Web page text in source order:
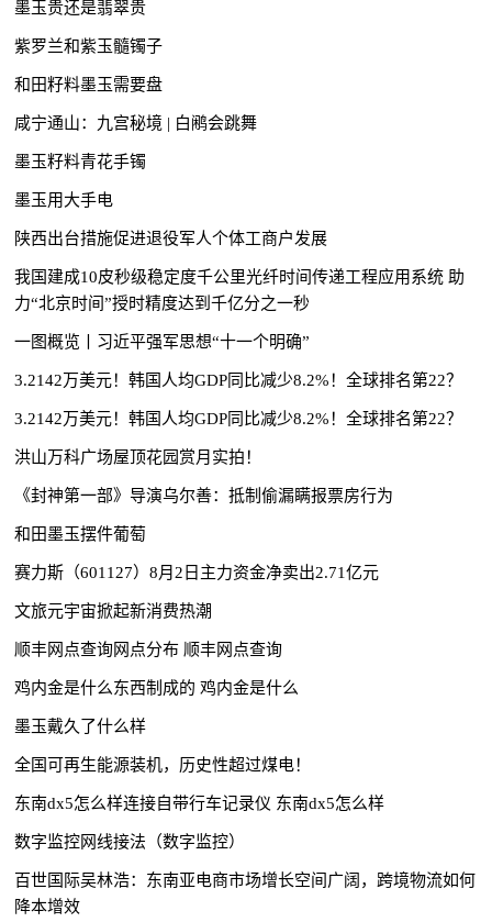
墨玉贵还是翡翠贵
紫罗兰和紫玉髓镯子
和田籽料墨玉需要盘
咸宁通山：九宫秘境 | 白鹇会跳舞
墨玉籽料青花手镯
墨玉用大手电
陕西出台措施促进退役军人个体工商户发展
我国建成10皮秒级稳定度千公里光纤时间传递工程应用系统 助
力“北京时间”授时精度达到千亿分之一秒
一图概览丨习近平强军思想“十一个明确”
3.2142万美元！韩国人均GDP同比减少8.2%！全球排名第22？
3.2142万美元！韩国人均GDP同比减少8.2%！全球排名第22？
洪山万科广场屋顶花园赏月实拍！
《封神第一部》导演乌尔善：抵制偷漏瞒报票房行为
和田墨玉摆件葡萄
赛力斯（601127）8月2日主力资金净卖出2.71亿元
文旅元宇宙掀起新消费热潮
顺丰网点查询网点分布 顺丰网点查询
鸡内金是什么东西制成的 鸡内金是什么
墨玉戴久了什么样
全国可再生能源装机，历史性超过煤电！
东南dx5怎么样连接自带行车记录仪 东南dx5怎么样
数字监控网线接法（数字监控）
百世国际吴林浩：东南亚电商市场增长空间广阔，跨境物流如何
降本增效